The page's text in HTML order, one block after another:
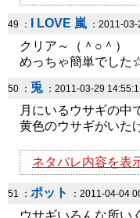
49 ： I LOVE 嵐 ：2011-
クリア～（＾○＾）
めっちゃ簡単でした
50 ： 兎 ：2011-03-29
月にいるウサギの中
黄色のウサギがいた
ネタバレ内容を表
51 ： ポット ：2011-04-04
ウサギいろんな所い